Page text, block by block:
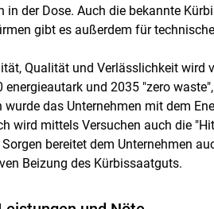
in der Dose. Auch die bekannte
gibt es außerdem für
Qualität und Verlässlichkeit
energieautark und 2035 "zero
wurde das Unternehmen mit dem
wird mittels Versuchen auch die
bereitet dem Unternehmen
Beizung des Kürbissaatguts.